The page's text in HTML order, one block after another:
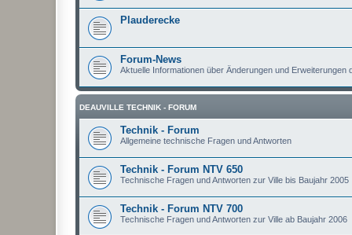
Plauderecke
Forum-News
Aktuelle Informationen über Änderungen und Erweiterungen
DEAUVILLE TECHNIK - FORUM
Technik - Forum
Allgemeine technische Fragen und Antworten
Technik - Forum NTV 650
Technische Fragen und Antworten zur Ville bis Baujahr 2005
Technik - Forum NTV 700
Technische Fragen und Antworten zur Ville ab Baujahr 2006